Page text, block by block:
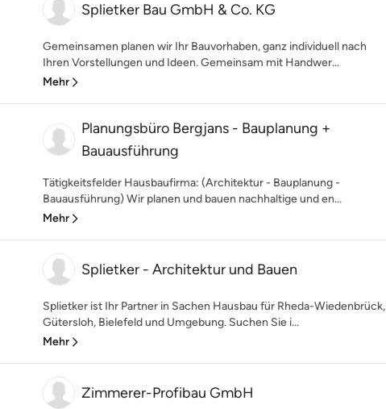
Splietker Bau GmbH & Co. KG
Gemeinsamen planen wir Ihr Bauvorhaben, ganz individuell nach
Ihren Vorstellungen und Ideen. Gemeinsam mit Handwer...
Mehr
Planungsbüro Bergjans - Bauplanung +
Bauausführung
Tätigkeitsfelder Hausbaufirma: (Architektur - Bauplanung -
Bauausführung) Wir planen und bauen nachhaltige und en...
Mehr
Splietker - Architektur und Bauen
Splietker ist Ihr Partner in Sachen Hausbau für Rheda-Wiedenbrück,
Gütersloh, Bielefeld und Umgebung. Suchen Sie i...
Mehr
Zimmerer-Profibau GmbH